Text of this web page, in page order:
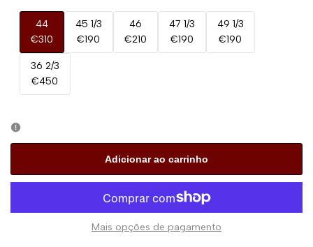
44
€310
45 1/3
€190
46
€210
47 1/3
€190
49 1/3
€190
36 2/3
€450
Adicionar ao carrinho
Mais opções de pagamento